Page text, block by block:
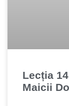
Lecția
Maicii